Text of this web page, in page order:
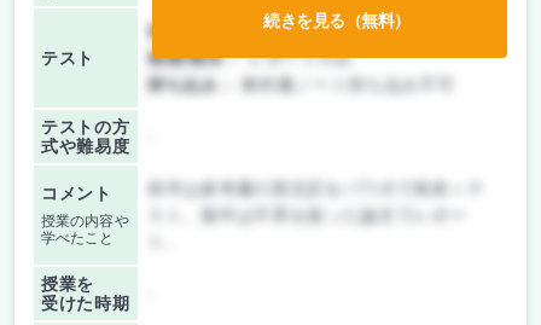
テスト
前期/中間：
テストのみ
後期/期末：レポートのみ
持ち込み：
教科書ノート持ち込み不可
テストの方
式や難易度
コメント
授業の内容や
学べたこと
前半は参考書の英文訳をパワポで発表＋テ
スト。後半は不斉を扱った論文でレポー
授業を
受けた時期
続きを見る（無料）